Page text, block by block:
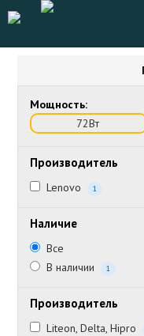
Мощность:
72Вт
Производитель
Lenovo 1
Наличие
Все
В наличии
1
Производитель
Liteon, Delta, Hipro